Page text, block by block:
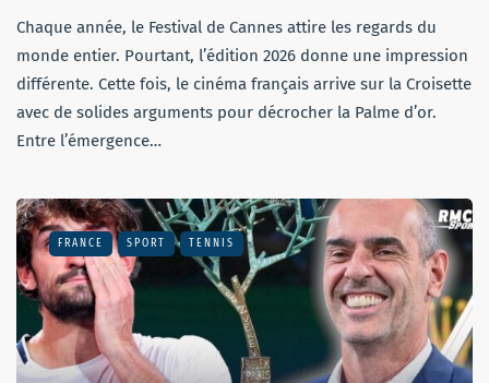
Chaque année, le Festival de Cannes attire les regards du
monde entier. Pourtant, l’édition 2026 donne une impression
différente. Cette fois, le cinéma français arrive sur la Croisette
avec de solides arguments pour décrocher la Palme d’or.
Entre l’émergence…
FRANCE SPORT TENNIS